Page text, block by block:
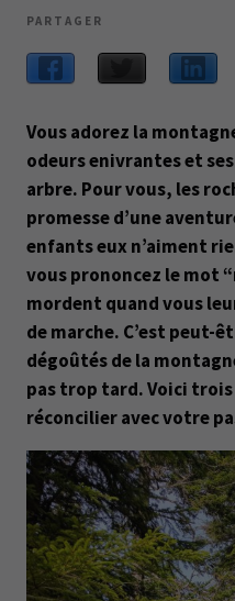
PARTAGER
Vous adorez la
odeurs enivrantes et
arbre. Pour vous, les
promesse d’une
enfants eux n’aiment
vous prononcez le mot
mordent quand vous
de marche. C’est peut-
dégoûtés de la
pas trop tard. Voici
réconcilier avec votre